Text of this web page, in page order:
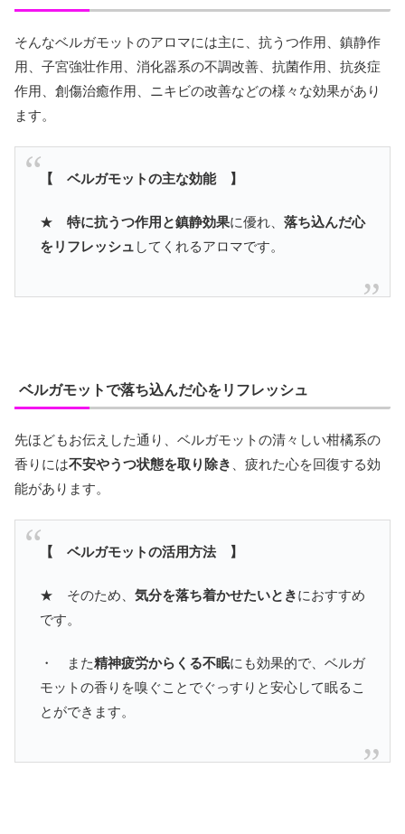
そんなベルガモットのアロマには主に、抗うつ作用、鎮静作
用、子宮強壮作用、消化器系の不調改善、抗菌作用、抗炎症
作用、創傷治癒作用、ニキビの改善などの様々な効果があり
ます。
【 ベルガモットの主な効能 】
★ 特に抗うつ作用と鎮静効果に優れ、 落ち込んだ心
をリフレッシュ してくれるアロマです。
ベルガモットで落ち込んだ心をリフレッシュ
先ほどもお伝えした通り、ベルガモットの清々しい柑橘系の
香りには不安やうつ状態を取り除き
、疲れた心を回復する効
能があります。
【 ベルガモットの活用方法 】
★ そのため、 気分を落ち着かせたいときにおすすめ
です。
・ また精神疲労からくる不眠にも効果的で、ベルガ
モットの香りを嗅ぐことでぐっすりと安心して眠るこ
とができます。